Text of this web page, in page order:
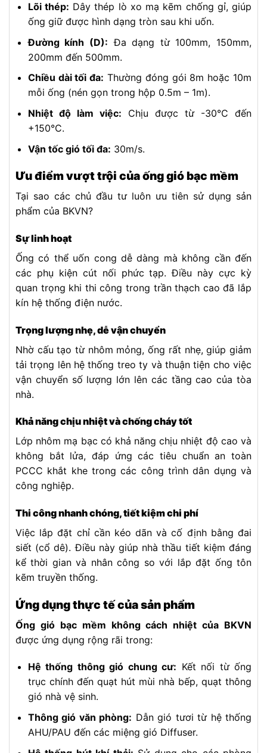
Lõi thép: Dây thép lò xo mạ kẽm chống gỉ, giúp
ống giữ được hình dạng tròn sau khi uốn.
Đường kính (D): Đa dạng từ 100mm, 150mm,
200mm đến 500mm.
Chiều dài tối đa: Thường đóng gói 8m hoặc 10m
mỗi ống (nén gọn trong hộp 0.5m – 1m).
Nhiệt độ làm việc: Chịu được từ -30°C đến
+150°C.
Vận tốc gió tối đa: 30m/s.
Ưu điểm vượt trội của ống gió bạc mềm
Tại sao các chủ đầu tư luôn ưu tiên sử dụng sản
phẩm của BKVN?
Sự linh hoạt
Ống có thể uốn cong dễ dàng mà không cần đến
các phụ kiện cút nối phức tạp. Điều này cực kỳ
quan trọng khi thi công trong trần thạch cao đã lắp
kín hệ thống điện nước.
Trọng lượng nhẹ, dễ vận chuyển
Nhờ cấu tạo từ nhôm mỏng, ống rất nhẹ, giúp giảm
tải trọng lên hệ thống treo ty và thuận tiện cho việc
vận chuyển số lượng lớn lên các tầng cao của tòa
nhà.
Khả năng chịu nhiệt và chống cháy tốt
Lớp nhôm mạ bạc có khả năng chịu nhiệt độ cao và
không bắt lửa, đáp ứng các tiêu chuẩn an toàn
PCCC khắt khe trong các công trình dân dụng và
công nghiệp.
Thi công nhanh chóng, tiết kiệm chi phí
Việc lắp đặt chỉ cần kéo dãn và cố định bằng đai
siết (cổ dê). Điều này giúp nhà thầu tiết kiệm đáng
kể thời gian và nhân công so với lắp đặt ống tôn
kẽm truyền thống.
Ứng dụng thực tế của sản phẩm
Ống gió bạc mềm không cách nhiệt của BKVN
được ứng dụng rộng rãi trong:
Hệ thống thông gió chung cư: Kết nối từ ống
trục chính đến quạt hút mùi nhà bếp, quạt thông
gió nhà vệ sinh.
Thông gió văn phòng: Dẫn gió tươi từ hệ thống
AHU/PAU đến các miệng gió Diffuser.